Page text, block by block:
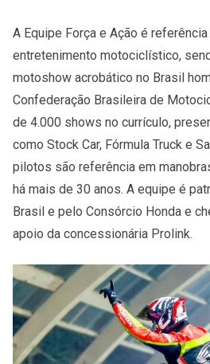
A Equipe Força e Ação é
entretenimento motociclístico,
motoshow acrobático no Brasil
Confederação Brasileira de
de 4.000 shows no currículo,
como Stock Car, Fórmula Truck e
pilotos são referência em
há mais de 30 anos. A equipe é
Brasil e pelo Consórcio Honda e
apoio da concessionária Prolink.